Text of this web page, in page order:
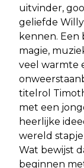
uitvinder,
geliefde
kennen.
magie,
veel warmte
titelrol
met een
heerlijke
wereld
Wat bewijst
beginnen